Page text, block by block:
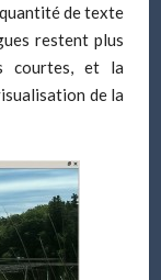
de texte
restent plus
courtes, et la
de la